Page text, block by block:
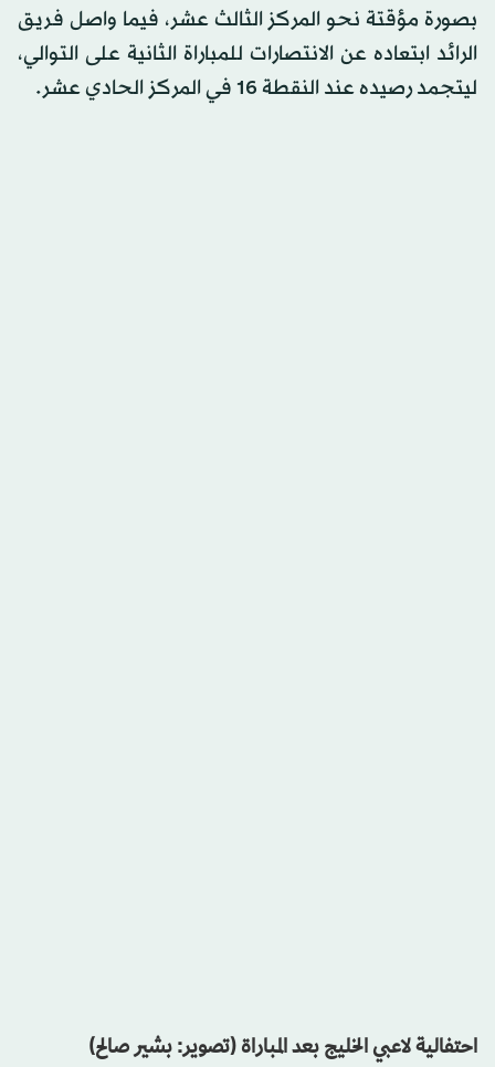
بصورة مؤقتة نحو المركز الثالث عشر، فيما واصل فريق
الرائد ابتعاده عن الانتصارات للمباراة الثانية على التوالي،
ليتجمد رصيده عند النقطة 16 في المركز الحادي عشر.
احتفالية لاعبي الخليج بعد المباراة (تصوير: بشير صالح)